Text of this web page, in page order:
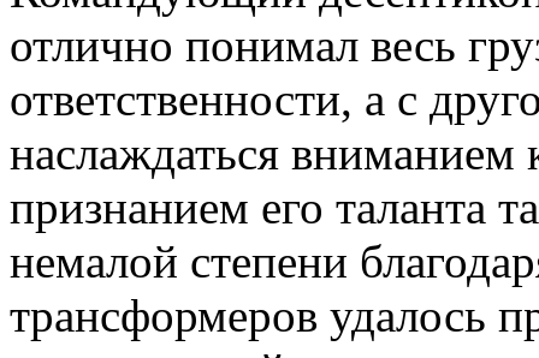
отлично понимал весь
ответственности, а с
наслаждаться вниманием
признанием его таланта
немалой степени
трансформеров удалось